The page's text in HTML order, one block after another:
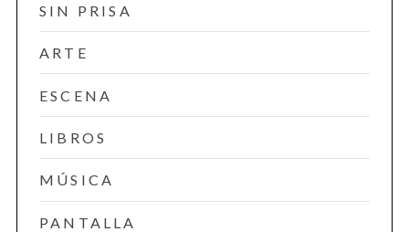
SIN PRISA
ARTE
ESCENA
LIBROS
MÚSICA
PANTALLA